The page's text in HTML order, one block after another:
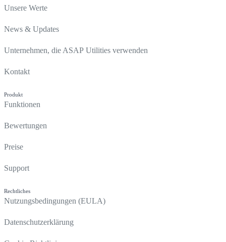
Unsere Werte
News & Updates
Unternehmen, die ASAP Utilities verwenden
Kontakt
Produkt
Funktionen
Bewertungen
Preise
Support
Rechtliches
Nutzungsbedingungen (EULA)
Datenschutzerklärung